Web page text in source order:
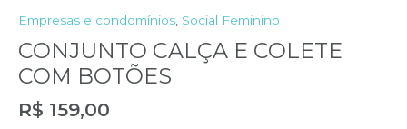
Empresas e condomínios Social Feminino
CONJUNTO CALÇA E COLETE
COM BOTÕES
R$ 159,00